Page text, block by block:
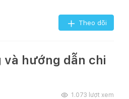
Theo dõi
hướng dẫn chi
1.073 lượt xem